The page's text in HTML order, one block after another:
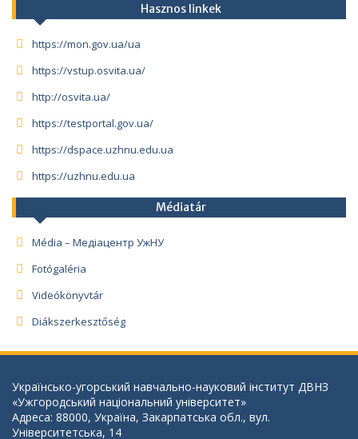
Hasznos linkek
https://mon.gov.ua/ua
https://vstup.osvita.ua/
http://osvita.ua/
https://testportal.gov.ua/
https://dspace.uzhnu.edu.ua
https://uzhnu.edu.ua
Médiatár
Média – Медіацентр УжНУ
Fotógaléria
Videókönyvtár
Diákszerkesztőség
Українсько-угорський навчально-науковий інститут ДВНЗ
«Ужгородський національний університет»
Адреса: 88000, Україна, Закарпатська обл., вул.
Університетська, 14